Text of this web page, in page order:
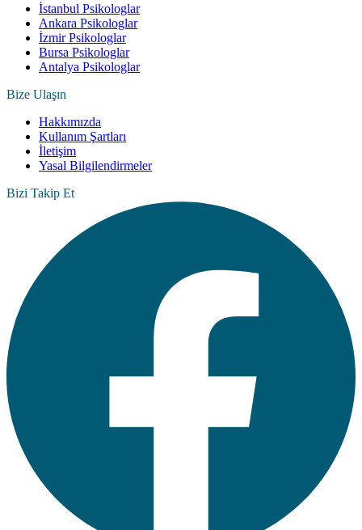
İstanbul Psikologlar
Ankara Psikologlar
İzmir Psikologlar
Bursa Psikologlar
Antalya Psikologlar
Bize Ulaşın
Hakkımızda
Kullanım Şartları
İletişim
Yasal Bilgilendirmeler
Bizi Takip Et